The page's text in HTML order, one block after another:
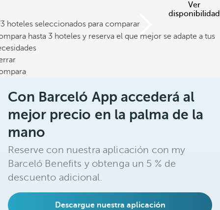
Ver
disponibilidad
hoteles seleccionados para comparar
hasta 3 hoteles y reserva el que mejor se adapte a tus
Con Barceló App accederá al
mejor precio en la palma de la
mano
Reserve con nuestra aplicación con my
Barceló Benefits y obtenga un 5 % de
descuento adicional.
Descargue nuestra aplicación